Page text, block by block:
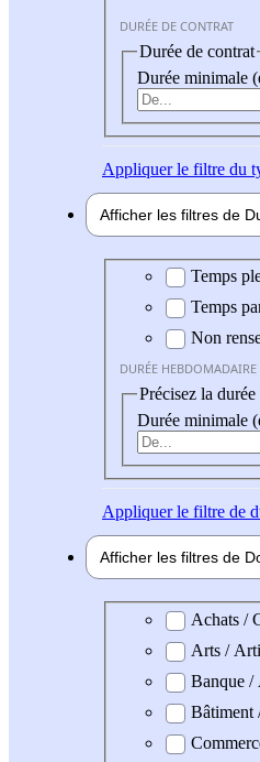
DURÉE DE CONTRAT
Durée de contrat
Durée minimale
Appliquerle filtre du
Afficher les filtres de
Durée
Temps
Temps
Non
DURÉE HEBDOMADAIRE
Précisez la
Durée minimale
Appliquerle filtre de
Afficher les filtres de
Domaine Achats /
Arts /
Banque /
Bâtiment